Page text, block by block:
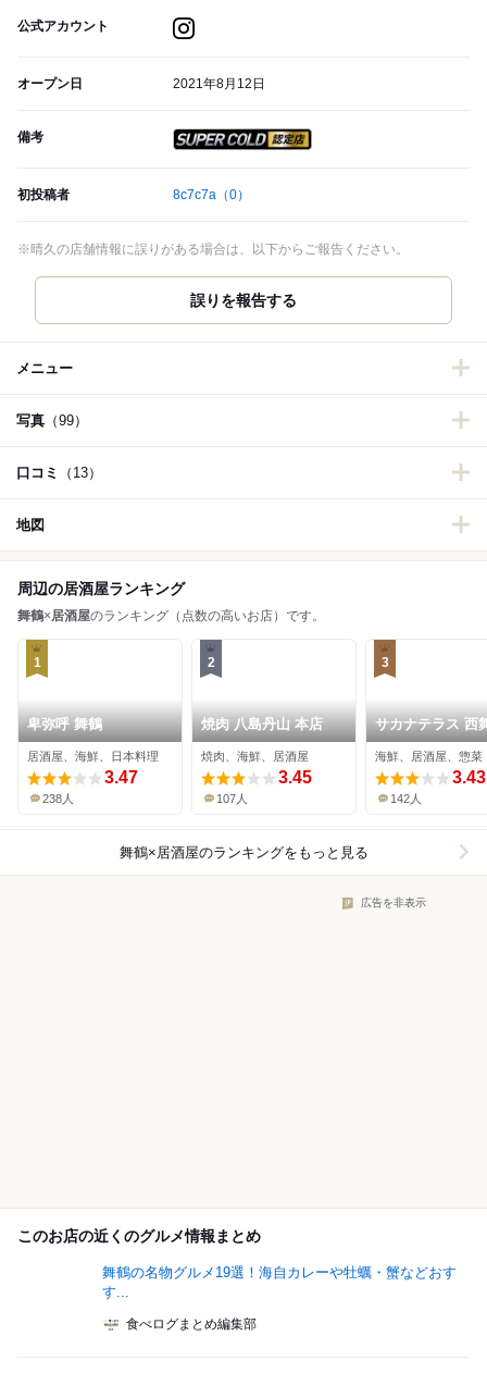
公式アカウント
オープン日 2021年8月12日
備考
初投稿者 8c7c7a （0）
※晴久の店舗情報に誤りがある場合は、以下からご報告ください。
誤りを報告する
メニュー
写真 （99）
口コミ （13）
地図
周辺の居酒屋ランキング
舞鶴×居酒屋のランキング（点数の高いお店）です。
1
卑弥呼 舞鶴
居酒屋、海鮮、日本料理
3.47
238人
2
焼肉 八島丹山 本店
焼肉、海鮮、居酒屋
3.45
107人
3
サカナテラス 西
本店
海鮮、居酒屋、惣菜
3.43
142人
舞鶴×居酒屋のランキングをもっと見る
広告を非表示
このお店の近くのグルメ情報まとめ
舞鶴の名物グルメ19選！海自カレーや牡蠣・蟹などおす
す...
食べログまとめ編集部